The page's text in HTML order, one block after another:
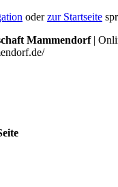
oderzur Startseite
Mammendorf|